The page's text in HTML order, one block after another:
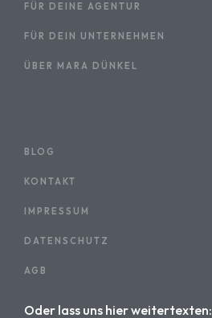
FÜR DEINE AGENTUR
FÜR DEIN UNTERNEHMEN
ÜBER MARA DÜNKEL
BLOG
KONTAKT
IMPRESSUM
DATENSCHUTZ
AGB
Oder lass uns hier weitertexten: